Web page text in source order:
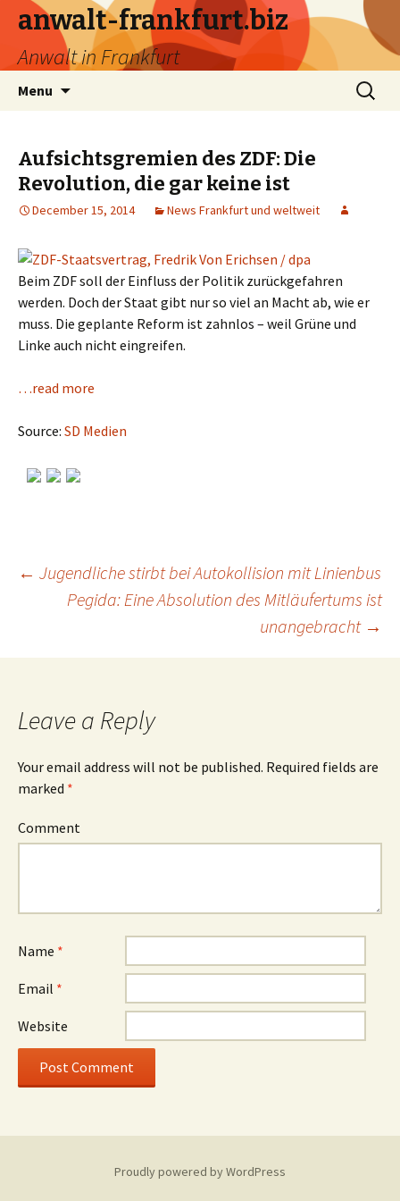
anwalt-frankfurt.biz
Anwalt in Frankfurt
Menu
Search
for:
Aufsichtsgremien des ZDF: Die
Revolution, die gar keine ist
December 15, 2014 News Frankfurt und weltweit
Beim ZDF soll der Einfluss der Politik zurückgefahren
werden. Doch der Staat gibt nur so viel an Macht ab, wie er
muss. Die geplante Reform ist zahnlos – weil Grüne und
Linke auch nicht eingreifen.
…read more
Source: SD Medien
Post
navigation
← Jugendliche stirbt bei Autokollision mit Linienbus
Pegida: Eine Absolution des Mitläufertums ist
unangebracht →
Leave a Reply
Your email address will not be published. Required fields are
marked *
Comment
Name *
Email *
Website
Proudly powered by WordPress